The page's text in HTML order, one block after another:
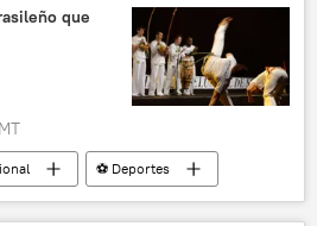
que
⚽ Deportes
marciales